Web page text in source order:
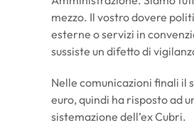
mezzo. Il vostro dovere
esterne o servizi in
sussiste un difetto di
Nelle comunicazioni finali il
euro, quindi ha risposto ad
sistemazione dell’ex Cubri.